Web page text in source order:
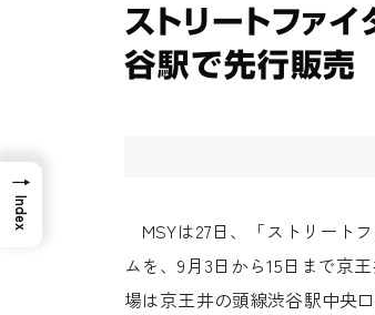
ストリートファ
谷駅で先行販売
MSYは27日、「ストリート
ムを、9月3日から15日まで京
場は京王井の頭線渋谷駅中央
→
Index